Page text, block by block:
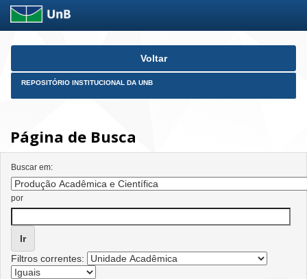
Skip
Voltar
REPOSITÓRIO INSTITUCIONAL DA UNB
Página de Busca
Buscar em:
por
Filtros correntes: